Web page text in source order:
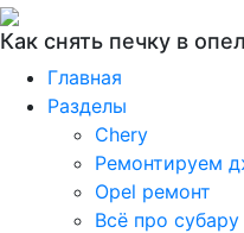
Как снять печку в
Главная
Разделы
Chery
Ремонтируем
Opel ремонт
Всё про субару